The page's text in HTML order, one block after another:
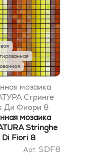
мозаика
Стринге
Ди Фиори 8
мозаика
Stringhe
Di Fiori 8
Арт. SDF8